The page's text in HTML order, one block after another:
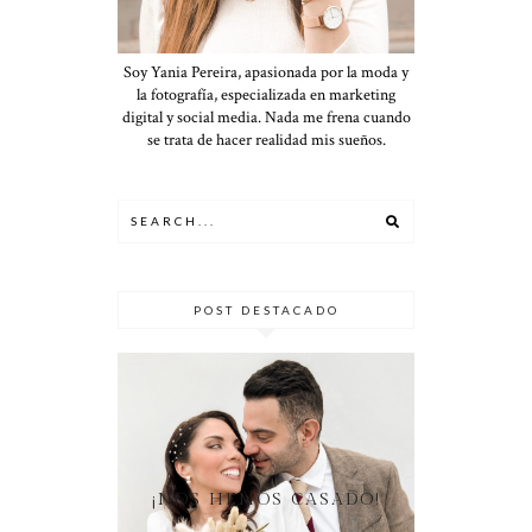
Soy Yania Pereira, apasionada por la moda y
la fotografía, especializada en marketing
digital y social media. Nada me frena cuando
se trata de hacer realidad mis sueños.
POST DESTACADO
¡NOS HEMOS CASADO!